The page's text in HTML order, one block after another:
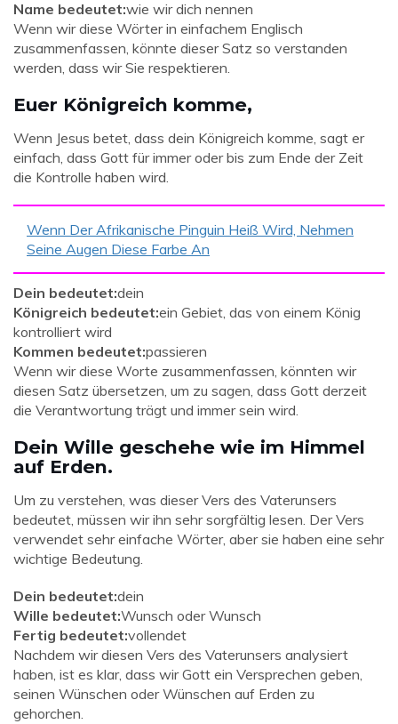
Name bedeutet:wie wir dich nennen
Wenn wir diese Wörter in einfachem Englisch
zusammenfassen, könnte dieser Satz so verstanden
werden, dass wir Sie respektieren.
Euer Königreich komme,
Wenn Jesus betet, dass dein Königreich komme, sagt er
einfach, dass Gott für immer oder bis zum Ende der Zeit
die Kontrolle haben wird.
Wenn Der Afrikanische Pinguin Heiß Wird, Nehmen
Seine Augen Diese Farbe An
Dein bedeutet:dein
Königreich bedeutet:ein Gebiet, das von einem König
kontrolliert wird
Kommen bedeutet:passieren
Wenn wir diese Worte zusammenfassen, könnten wir
diesen Satz übersetzen, um zu sagen, dass Gott derzeit
die Verantwortung trägt und immer sein wird.
Dein Wille geschehe wie im Himmel
auf Erden.
Um zu verstehen, was dieser Vers des Vaterunsers
bedeutet, müssen wir ihn sehr sorgfältig lesen. Der Vers
verwendet sehr einfache Wörter, aber sie haben eine sehr
wichtige Bedeutung.
Dein bedeutet:dein
Wille bedeutet:Wunsch oder Wunsch
Fertig bedeutet:vollendet
Nachdem wir diesen Vers des Vaterunsers analysiert
haben, ist es klar, dass wir Gott ein Versprechen geben,
seinen Wünschen oder Wünschen auf Erden zu
gehorchen.